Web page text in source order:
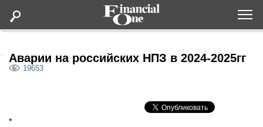
Аварии на российских НПЗ в 2024-2025гг
19653
*